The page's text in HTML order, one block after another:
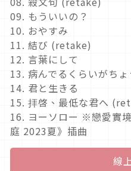
09. もういいの？
10. おやすみ
11. 結び (retake)
12. 言葉にして
13. 病んでるくらいがち
14. 君と生きる
15. 拝啓、最低な君へ
16. ヨーソロー ※戀愛實
庭 2023夏》插曲
線